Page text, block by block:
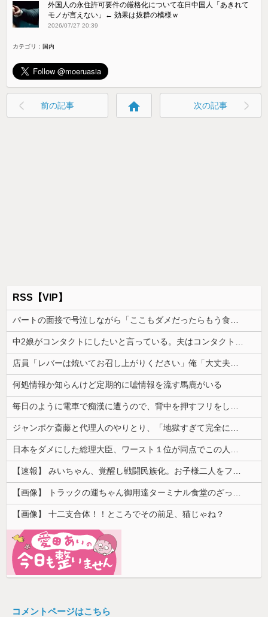
外国人の永住許可要件の厳格化について在日中国人「あきれて
モノが言えない」← 効果は抜群の模様ｗ
2026/07/27 20:39
カテゴリ： 国内
前の記事 home 次の記事
RSS【VIP】
パートの面接で号泣しながら「ここもダメだったらもう食べていけないんです」って熱弁してた人がいた
中2娘がコンタクトにしたいと言っている。夫はコンタクトは高校生からと猛反対してて、どうしたらいい？
店員「レバーは焼いてお召し上がりください」俺「大丈夫でしょ」→生で食べた瞬間、店員が血相を変えてきて…
何処情報か知らんけど定期的に嘘情報を流す馬鹿がいる
毎日のように電車で痴漢に遭うので、背中を押すフリをしてある作戦をしたら...
ジャンポケ斎藤と代理人のやりとり、「地獄すぎて完全にコントになってる……」と衝撃を受ける人が続出中
日本をダメにした総理大臣、ワースト１位が同点でこの人ｗｗｗｗｗｗ
【速報】 みいちゃん、覚醒し戦闘民族化。お子様二人をフルボッコにしてしまう
【画像】 トラックの運ちゃん御用達ターミナル食堂のざっかけないオムライスｗｗｗｗｗｗｗｗｗｗ
【画像】 十二支合体！！ところでその前足、猫じゃね？
コメントページはこちら